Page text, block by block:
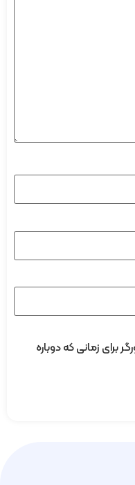
برای زمانی که دوباره